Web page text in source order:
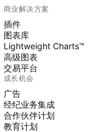
商业解决方案
插件
图表库
Lightweight Charts™
高级图表
交易平台
成长机会
广告
经纪业务集成
合作伙伴计划
教育计划